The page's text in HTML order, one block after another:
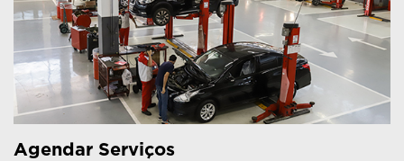
Agendar Serviços